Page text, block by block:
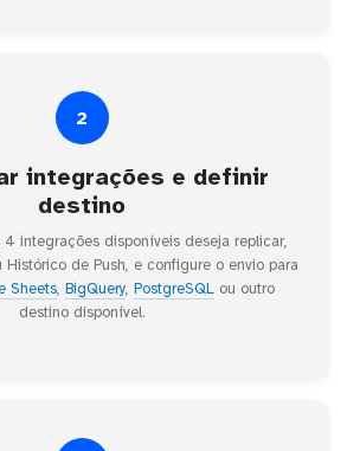
2
integrações e definir
destino
integrações disponíveis deseja replicar,
Histórico de Push, e configure o envio para
Sheets, BigQuery, PostgreSQLou outro
destino disponível.